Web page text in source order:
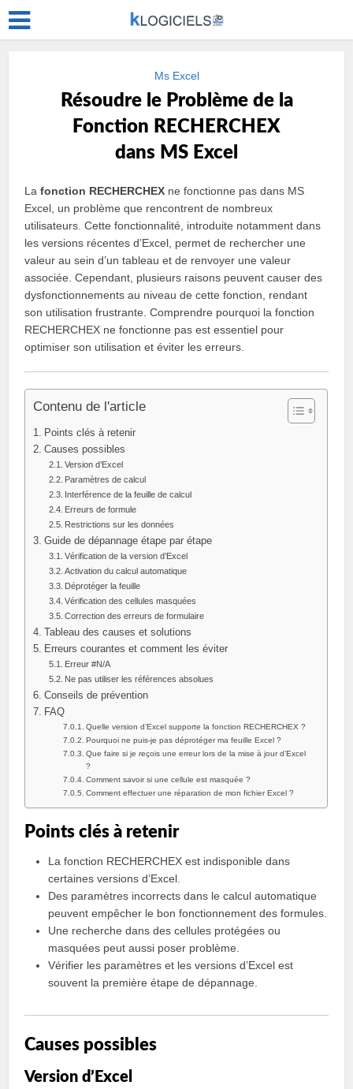
Ms Excel
Résoudre le Problème de la
Fonction RECHERCHEX
dans MS Excel
Lafonction RECHERCHEX ne fonctionne pas dans MS
Excel, un problème que rencontrent de nombreux
utilisateurs. Cette fonctionnalité, introduite notamment dans
les versions récentes d’Excel, permet de rechercher une
valeur au sein d’un tableau et de renvoyer une valeur
associée. Cependant, plusieurs raisons peuvent causer des
dysfonctionnements au niveau de cette fonction, rendant
son utilisation frustrante. Comprendre pourquoi la fonction
RECHERCHEX ne fonctionne pas est essentiel pour
optimiser son utilisation et éviter les erreurs.
Contenu de l'article
Points clés à retenir
Causes possibles
Version d’Excel
Paramètres de calcul
Interférence de la feuille de calcul
Erreurs de formule
Restrictions sur les données
Guide de dépannage étape par étape
Vérification de la version d’Excel
Activation du calcul automatique
Déprotéger la feuille
Vérification des cellules masquées
Correction des erreurs de formulaire
Tableau des causes et solutions
Erreurs courantes et comment les éviter
Erreur #N/A
Ne pas utiliser les références absolues
Conseils de prévention
FAQ
Quelle version d’Excel supporte la fonction RECHERCHEX ?
Pourquoi ne puis-je pas déprotéger ma feuille Excel ?
Que faire si je reçois une erreur lors de la mise à jour d’Excel
?
Comment savoir si une cellule est masquée ?
Comment effectuer une réparation de mon fichier Excel ?
Points clés à retenir
La fonction RECHERCHEX est indisponible dans
certaines versions d’Excel.
Des paramètres incorrects dans le calcul automatique
peuvent empêcher le bon fonctionnement des formules.
Une recherche dans des cellules protégées ou
masquées peut aussi poser problème.
Vérifier les paramètres et les versions d’Excel est
souvent la première étape de dépannage.
Causes possibles
Version d’Excel